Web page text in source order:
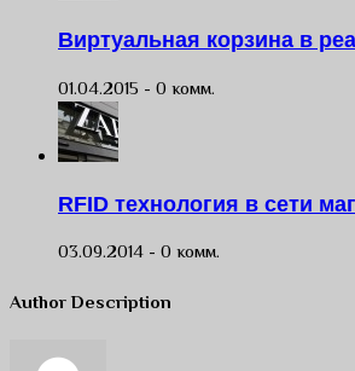
Виртуальная корзина в
01.04.2015 - 0 комм.
RFID технология в сети
03.09.2014 - 0 комм.
Author Description